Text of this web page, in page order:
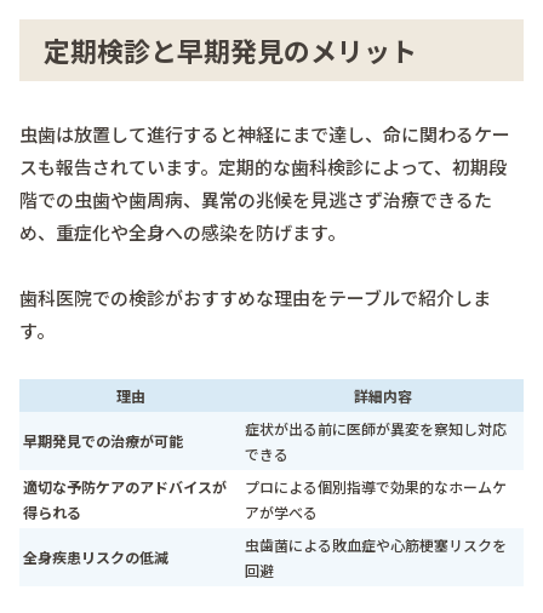
定期検診と早期発見のメリット
虫歯は放置して進行すると神経にまで達し、命に関わるケー
スも報告されています。定期的な歯科検診によって、初期段
階での虫歯や歯周病、異常の兆候を見逃さず治療できるた
め、重症化や全身への感染を防げます。
歯科医院での検診がおすすめな理由をテーブルで紹介しま
す。
理由 詳細内容
早期発見での治療が可能
症状が出る前に医師が異変を察知し対応
できる
適切な予防ケアのアドバイスが
得られる
プロによる個別指導で効果的なホームケ
アが学べる
全身疾患リスクの低減
虫歯菌による敗血症や心筋梗塞リスクを
回避